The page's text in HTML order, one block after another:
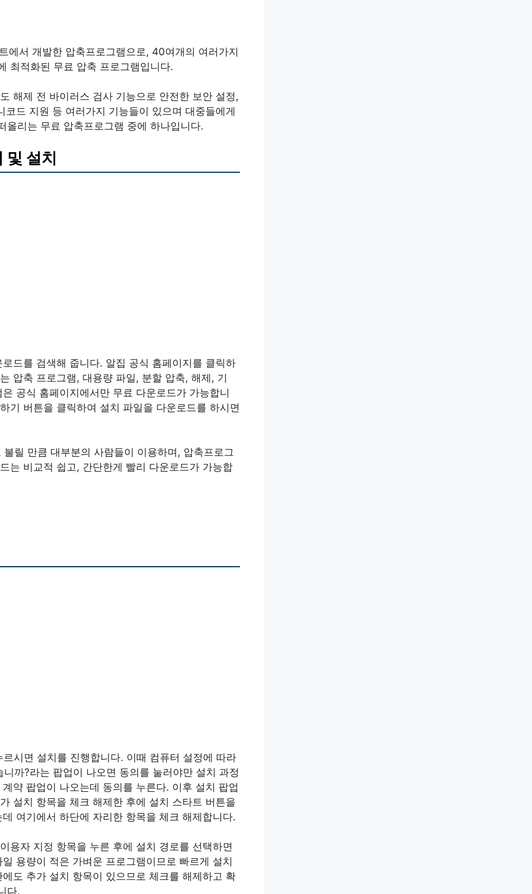
에서 개발한 압축프로그램으로, 40여개의 여러가지
최적화된 무료 압축 프로그램입니다.
해제 전 바이러스 검사 기능으로 안전한 보안 설정,
드 지원 등 여러가지 기능들이 있으며 대중들에게
올리는 무료 압축프로그램 중에 하나입니다.
및 설치
드를 검색해 줍니다. 알집 공식 홈페이지를 클릭하
압축 프로그램, 대용량 파일, 분할 압축, 해제, 기
공식 홈페이지에서만 무료 다운로드가 가능합니
기 버튼을 클릭하여 설치 파일을 다운로드를 하시면
릴 만큼 대부분의 사람들이 이용하며, 압축프로그
는 비교적 쉽고, 간단한게 빨리 다운로드가 가능합
시면 설치를 진행합니다. 이때 컴퓨터 설정에 따라
까?라는 팝업이 나오면 동의를 눌러야만 설치 과정
약 팝업이 나오는데 동의를 누른다. 이후 설치 팝업
설치 항목을 체크 해제한 후에 설치 스타트 버튼을
여기에서 하단에 자리한 항목을 체크 해제합니다.
용자 지정 항목을 누른 후에 설치 경로를 선택하면
용량이 적은 가벼운 프로그램이므로 빠르게 설치
도 추가 설치 항목이 있으므로 체크를 해제하고 확
다.